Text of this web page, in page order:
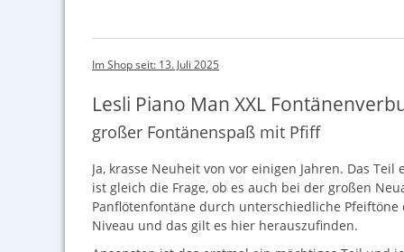
Im Shop seit: 13. Juli 2025
Lesli Piano Man XXL
großer Fontänenspaß mit Pfiff
Ja, krasse Neuheit von vor einigen Jahren. Das
ist gleich die Frage, ob es auch bei der großen
Panflötenfontäne durch unterschiedliche
Niveau und das gilt es hier herauszufinden.